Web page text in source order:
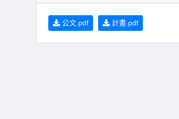
公文.pdf 計畫.pdf